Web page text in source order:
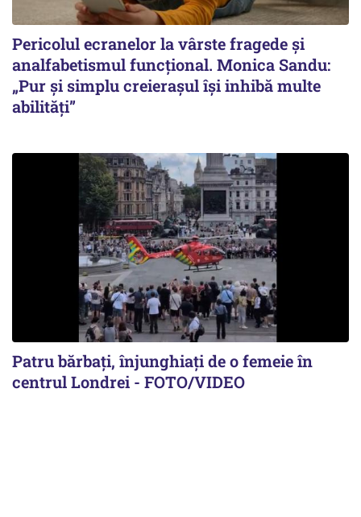
Pericolul ecranelor la vârste fragede și
analfabetismul funcțional. Monica Sandu:
„Pur și simplu creierașul își inhibă multe
abilități”
Patru bărbați, înjunghiați de o femeie în
centrul Londrei - FOTO/VIDEO